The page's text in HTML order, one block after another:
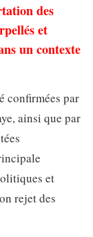
des
et
un contexte
confirmées par
ainsi que par
et
rejet des